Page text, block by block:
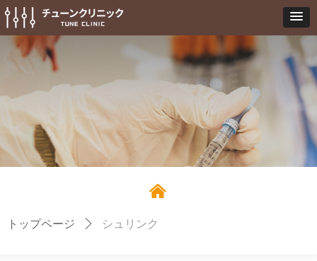
낀
トップページ ꄲ シュリンク